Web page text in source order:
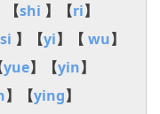
【shi 】【ri】
si 】【yi】【 wu】
yue】【yin】
】【ying】